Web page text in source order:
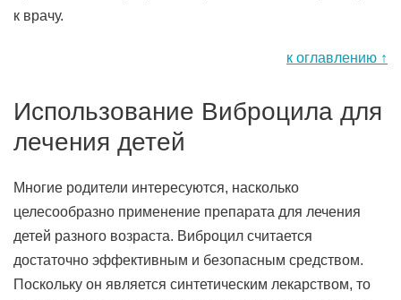
к врачу.
к оглавлению ↑
Использование Виброцила для
лечения детей
Многие родители интересуются, насколько
целесообразно применение препарата для лечения
детей разного возраста. Виброцил считается
достаточно эффективным и безопасным средством.
Поскольку он является синтетическим лекарством, то